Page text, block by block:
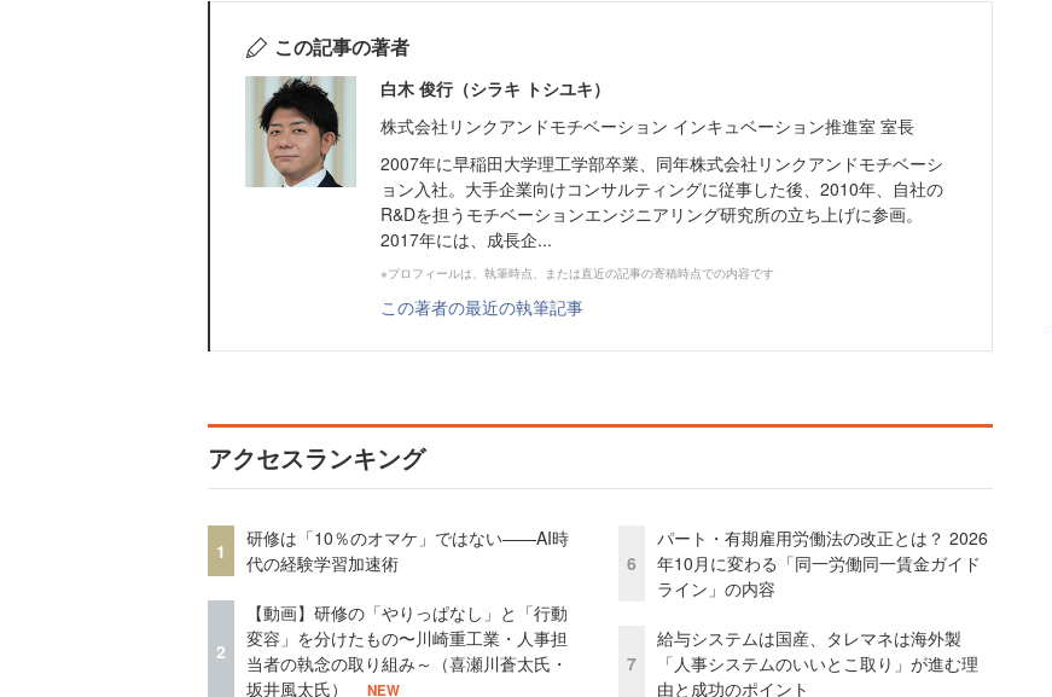
この記事の著者
白木 俊行（シラキ トシユキ）
株式会社リンクアンドモチベーション インキュベーション推進室 室長
2007年に早稲田大学理工学部卒業、同年株式会社リンクアンドモチベーシ
ョン入社。大手企業向けコンサルティングに従事した後、2010年、自社の
R&Dを担うモチベーションエンジニアリング研究所の立ち上げに参画。
2017年には、成長企...
※プロフィールは、執筆時点、または直近の記事の寄稿時点での内容です
この著者の最近の執筆記事
アクセスランキング
1
研修は「10％のオマケ」ではない——AI時
代の経験学習加速術
2
【動画】研修の「やりっぱなし」と「行動
変容」を分けたもの〜川崎重工業・人事担
当者の執念の取り組み～（喜瀬川蒼太氏・
坂井風太氏）
NEW
6
パート・有期雇用労働法の改正とは？ 2026
年10月に変わる「同一労働同一賃金ガイド
ライン」の内容
7
給与システムは国産、タレマネは海外製
「人事システムのいいとこ取り」が進む理
由と成功のポイント